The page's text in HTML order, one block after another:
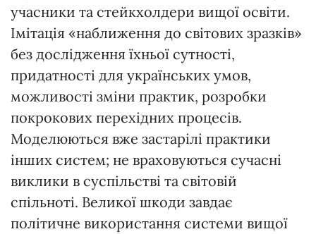
учасники та стейкхолдери вищої освіти.
Імітація «наближення до світових зразків»
без дослідження їхньої сутності,
придатності для українських умов,
можливості зміни практик, розробки
покрокових перехідних процесів.
Моделюються вже застарілі практики
інших систем; не враховуються сучасні
виклики в суспільстві та світовій
спільноті. Великої шкоди завдає
політичне використання системи вищої